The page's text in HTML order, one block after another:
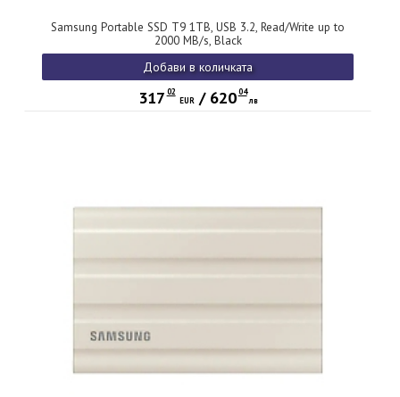
Samsung Portable SSD T9 1TB, USB 3.2, Read/Write up to
2000 MB/s, Black
Добави в количката
317 02
EUR/ 620 04
лв